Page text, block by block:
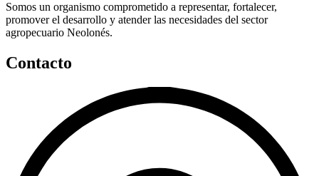
Somos un organismo comprometido a representar, fortalecer,
promover el desarrollo y atender las necesidades del sector
agropecuario Neolonés.
Contacto